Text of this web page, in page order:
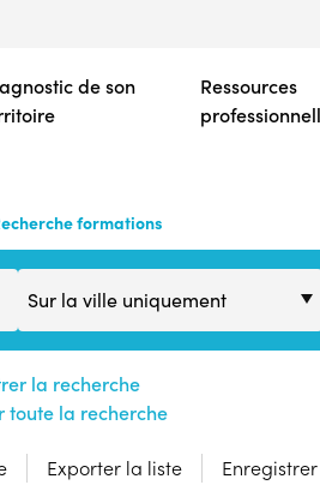
contenu
principal
de son
Ressources
formations
la recherche
toute la recherche
Exporter la liste